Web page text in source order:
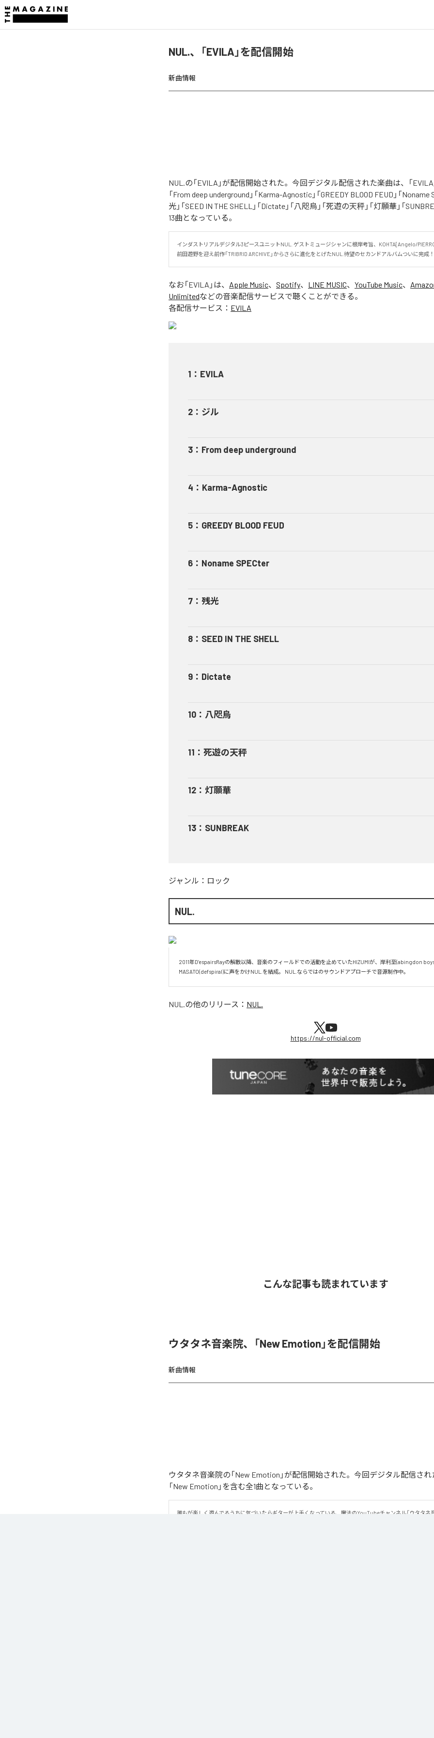
NUL.、「EVILA」を配信開始
新曲情報
NUL.の「EVILA」が配信開始された。今回デジタル配信された楽曲は、「EVILA
「From deep underground」「Karma-Agnostic」「GREEDY BLOOD FEUD」「Noname
光」「SEED IN THE SHELL」「Dictate」「八咫烏」「死遊の天秤」「灯願華」「
13曲となっている。
インダストリアルデジタル3ピースユニットNUL. ゲストミュージシャンに根岸考旨、KOHTA[Angelo/
前田遊野を迎え前作「TRIBRID ARCHIVE」からさらに進化をとげたNUL.待望のセカンドアルバムついに完成！
なお「EVILA 」は、 Apple Music、 Spotify、 LINE MUSIC、 YouTube Music、
Unlimitedなどの音楽配信サービスで聴くことができる。
各配信サービス： EVILA
1 ： EVILA
2 ： ジル
3 ： From deep underground
4 ： Karma-Agnostic
5 ： GREEDY BLOOD FEUD
6 ： Noname SPECter
7 ： 残光
8 ： SEED IN THE SHELL
9 ： Dictate
10 ： 八咫烏
11 ： 死遊の天秤
12 ： 灯願華
13 ： SUNBREAK
ジャンル： ロック
NUL.
2011年D’espairsRayの解散以降、音楽のフィールドでの活動を止めていたHIZUMIが、岸利至(abingdon
MASATO(defspiral)に声をかけNUL.を結成。 NUL.ならではのサウンドアプローチで音源制作中。
NUL.の他のリリース： NUL.
https://nul-official.com
こんな記事も読まれています
ウタタネ音楽院、「New Emotion」を配信開始
新曲情報
ウタタネ音楽院の「New Emotion」が配信開始された。今回デジタル配信され
「New Emotion」を含む全1曲となっている。
誰もが楽しく遊んでるうちに気づいたらギターが上手くなっている、魔法のYouTubeチャンネル「ウタタネ